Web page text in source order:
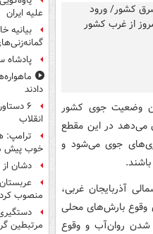
وضعیت جوی کشور
می‌دهد در این مقطع
جوی می‌شود و
آذربایجان غربی،
وقوع بارش‌های محلی
شدن روان‌آب و وقوع
علیه ایران
بیانیه
پادشاه
دادند
انقلاب
ترامپ:
خوب پیش
دشان
منصوب کرد
مرتبطین